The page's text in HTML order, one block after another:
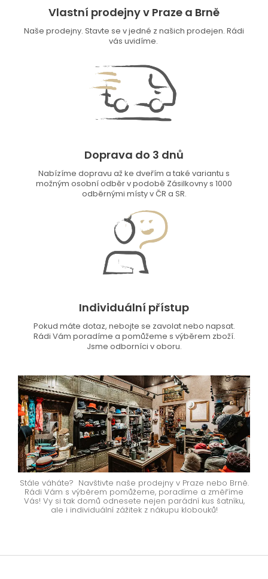
Vlastní prodejny v Praze a Brně
Naše prodejny. Stavte se v jedné z našich prodejen. Rádi
vás uvidíme.
Doprava do 3 dnů
Nabízíme dopravu až ke dveřím a také variantu s
možným osobní odběr v podobě Zásilkovny s 1000
odběrnými místy v ČR a SR.
Individuální přístup
Pokud máte dotaz, nebojte se zavolat nebo napsat.
Rádi Vám poradíme a pomůžeme s výběrem zboží.
Jsme odborníci v oboru.
Stále váháte? Navštivte naše prodejny v Praze nebo Brně.
Rádi Vám s výběrem pomůžeme, poradíme a změříme
Vás! Vy si tak domů odnesete nejen parádní kus šatníku,
ale i individuální zážitek z nákupu klobouků!
Z